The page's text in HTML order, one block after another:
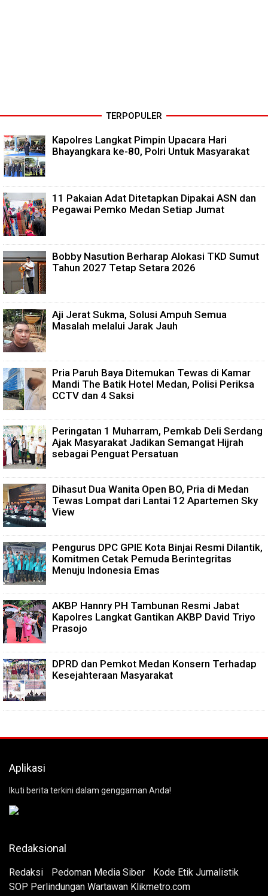
TERPOPULER
Kapolres Langkat Pimpin Upacara Hari
Bhayangkara ke-80, Polri Untuk Masyarakat
11 Pakaian Adat Ditetapkan Dipakai ASN dan
Pegawai Pemko Medan Setiap Jumat
Bobby Nasution Berharap Alokasi TKD Sumut
Tahun 2027 Tetap Setara 2026
Aji Jerat Sukma, Solusi Ampuh Semua
Masalah melalui Jarak Jauh
Pria Paruh Baya Ditemukan Tewas di Kamar
Mandi The Batik Hotel Medan, Polisi Periksa
CCTV dan 4 Saksi
Peringatan 1 Muharram, Pemkab Deli Serdang
Ajak Masyarakat Jadikan Semangat Hijrah
sebagai Penguat Persatuan
Dihasut Dua Wanita Open BO, Pria di Medan
Tewas Lompat dari Lantai 12 Apartemen Sky
View
Pengurus DPC GPIE Kota Binjai Resmi Dilantik,
Komitmen Cetak Pemuda Berintegritas
Menuju Indonesia Emas
AKBP Hannry PH Tambunan Resmi Jabat
Kapolres Langkat Gantikan AKBP David Triyo
Prasojo
DPRD dan Pemkot Medan Konsern Terhadap
Kesejahteraan Masyarakat
Aplikasi
Ikuti berita terkini dalam genggaman Anda!
Redaksional
Redaksi Pedoman Media Siber
Kode Etik Jurnalistik
SOP Perlindungan Wartawan Klikmetro.com